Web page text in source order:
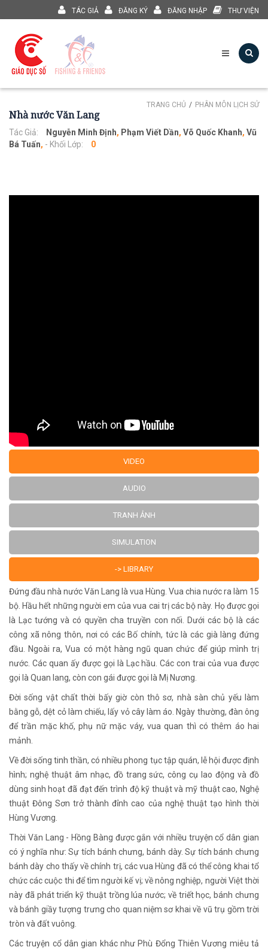
TÁC GIẢ ĐĂNG KÝ ĐĂNG NHẬP THƯ VIỆN
TRANG CHỦ PHÂN MÔN LỊCH SỬ
Nhà nước Văn Lang
Tác Giả: Nguyễn Minh Định, Phạm Viết Dần, Võ Quốc Khanh, Vũ
Bá Tuấn, - Khối Lớp: 0
VIDEO
AUDIO
TRANH ẢNH
SIMULATION
-> LIBRARY
Đứng đầu nhà nước Văn Lang là vua Hùng. Vua chia nước ra làm 15
bộ. Hầu hết những người em của vua cai trị các bộ này. Họ được gọi
là Lạc tướng và có quyền cha truyền con nối. Dưới các bộ là các
công xã nông thôn, nơi có các Bố chính, tức là các già làng đứng
đầu. Ngoài ra, Vua có một hàng ngũ quan chức để giúp mình trị
nước. Các quan ấy được gọi là Lạc hầu. Các con trai của vua được
gọi là Quan lang, còn con gái được gọi là Mị Nương.
Đời sống vật chất thời bấy giờ còn thô sơ, nhà sàn chủ yếu làm
bằng gỗ, dệt cỏ làm chiếu, lấy vỏ cây làm áo. Ngày thường, đàn ông
để trần mặc khố, phụ nữ mặc váy, vua quan thì có thêm áo hai
mảnh.
Về đời sống tinh thần, có nhiều phong tục tập quán, lễ hội được định
hình; nghệ thuật âm nhạc, đồ trang sức, công cụ lao động và đồ
dùng sinh hoạt đã đạt đến trình độ kỹ thuật và mỹ thuật cao, Nghệ
thuật Đông Sơn trở thành đỉnh cao của nghệ thuật tạo hình thời
Hùng Vương.
Thời Văn Lang - Hồng Bàng được gắn với nhiều truyện cổ dân gian
có ý nghĩa như: Sự tích bánh chưng, bánh dày. Sự tích bánh chưng
bánh dày cho thấy về chính trị, các vua Hùng đã có thể công khai tổ
chức các cuộc thi để tìm người kế vị; về nông nghiệp, người Việt thời
này đã phát triển kỹ thuật trồng lúa nước; về triết học, bánh chưng
và bánh giầy tượng trưng cho quan niệm sơ khai về vũ trụ gồm trời
tròn và đất vuông.
Các truyện cổ dân gian khác như Phù Đổng Thiên Vương miêu tả